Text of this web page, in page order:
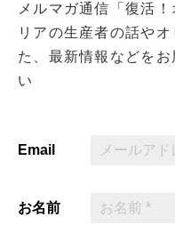
メルマガ通信「復活
リアの生産者の話や
た、最新情報などをお
い
Email
お名前